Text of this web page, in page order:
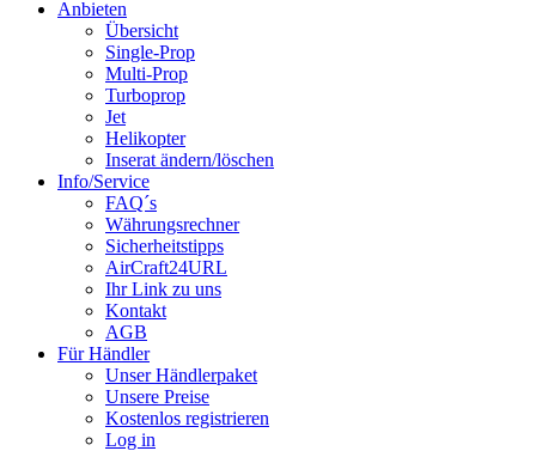
Anbieten
Übersicht
Single-Prop
Multi-Prop
Turboprop
Jet
Helikopter
Inserat ändern/löschen
Info/Service
FAQ´s
Währungsrechner
Sicherheitstipps
AirCraft24URL
Ihr Link zu uns
Kontakt
AGB
Für Händler
Unser Händlerpaket
Unsere Preise
Kostenlos registrieren
Log in